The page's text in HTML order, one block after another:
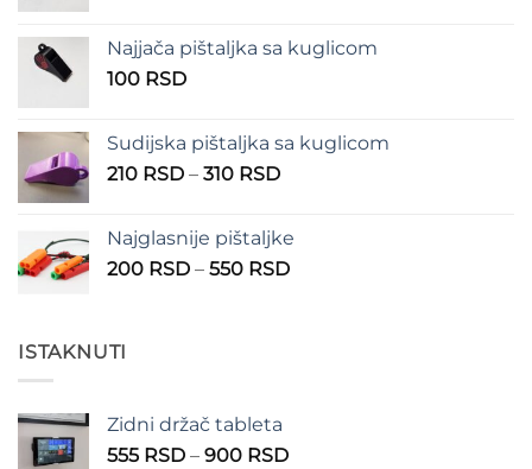
100 RSD
Najjača pištaljka sa kuglicom
100 RSD
Sudijska pištaljka sa kuglicom
210 RSD – 310 RSDRaspon
210 RSD
do
Najglasnije pištaljke
200 RSD – 550 RSDRaspon
ISTAKNUTI
Zidni držač tableta
555 RSD – 900 RSDRaspon